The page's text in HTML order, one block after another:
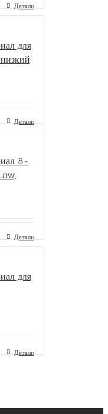
Детали
для
Детали
8-
Детали
для
Детали